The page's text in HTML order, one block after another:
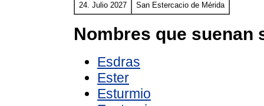
24. Julio 2027 San Estercacio de Mérida
Nombres que suenan
Esdras
Ester
Esturmio